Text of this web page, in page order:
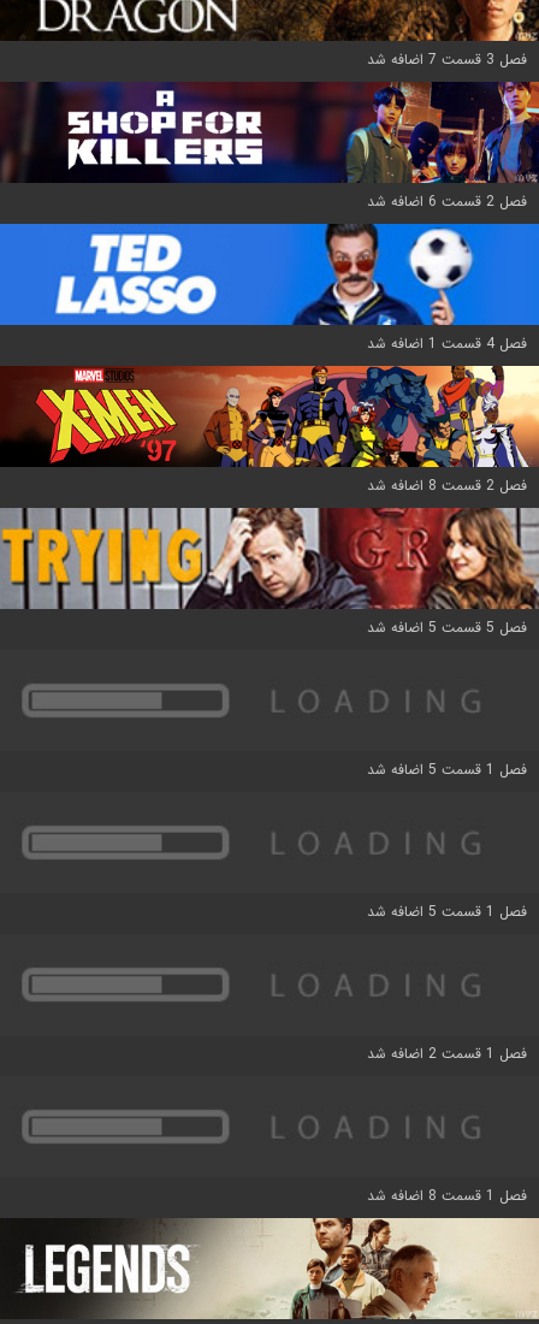
فصل 3 قسمت 7 اضافه شد
فصل 2 قسمت 6 اضافه شد
فصل 4 قسمت 1 اضافه شد
فصل 2 قسمت 8 اضافه شد
فصل 5 قسمت 5 اضافه شد
فصل 1 قسمت 5 اضافه شد
فصل 1 قسمت 5 اضافه شد
فصل 1 قسمت 2 اضافه شد
فصل 1 قسمت 8 اضافه شد